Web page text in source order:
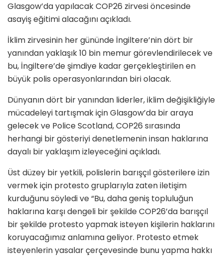
Glasgow’da yapılacak COP26 zirvesi öncesinde
asayiş eğitimi alacağını açıkladı.
İklim zirvesinin her gününde İngiltere’nin dört bir
yanından yaklaşık 10 bin memur görevlendirilecek ve
bu, İngiltere’de şimdiye kadar gerçekleştirilen en
büyük polis operasyonlarından biri olacak.
Dünyanın dört bir yanından liderler, iklim değişikliğiyle
mücadeleyi tartışmak için Glasgow’da bir araya
gelecek ve Police Scotland, COP26 sırasında
herhangi bir gösteriyi denetlemenin insan haklarına
dayalı bir yaklaşım izleyeceğini açıkladı.
Üst düzey bir yetkili, polislerin barışçıl gösterilere izin
vermek için protesto gruplarıyla zaten iletişim
kurduğunu söyledi ve “Bu, daha geniş topluluğun
haklarına karşı dengeli bir şekilde COP26’da barışçıl
bir şekilde protesto yapmak isteyen kişilerin haklarını
koruyacağımız anlamına geliyor. Protesto etmek
isteyenlerin yasalar çerçevesinde bunu yapma hakkı